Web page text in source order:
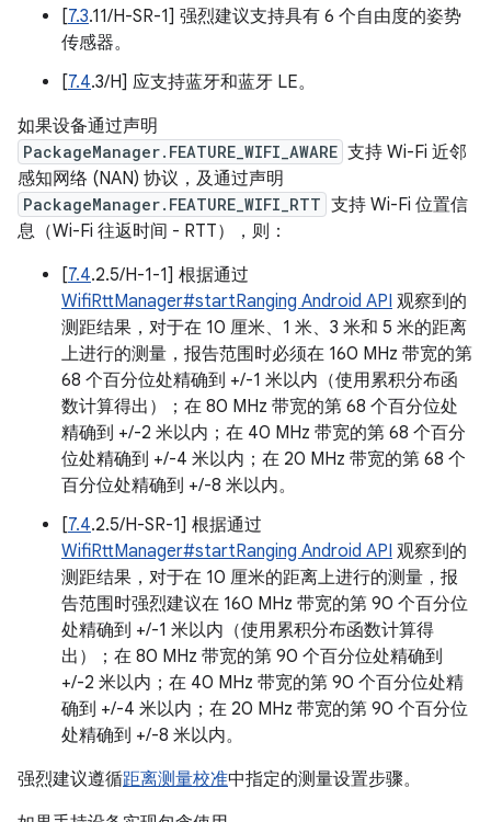
[7.3.11/H-SR-1] 强烈建议支持具有 6 个自由度的姿势
传感器。
[7.4.3/H] 应支持蓝牙和蓝牙 LE。
如果设备通过声明
PackageManager.FEATURE_WIFI_AWARE 支持 Wi-Fi 近邻
感知网络 (NAN) 协议，及通过声明
PackageManager.FEATURE_WIFI_RTT 支持 Wi-Fi 位置信
息（Wi-Fi 往返时间 - RTT），则：
[7.4.2.5/H-1-1] 根据通过
WifiRttManager#startRanging Android API 观察到的
测距结果，对于在 10 厘米、1 米、3 米和 5 米的距离
上进行的测量，报告范围时必须在 160 MHz 带宽的第
68 个百分位处精确到 +/-1 米以内（使用累积分布函
数计算得出）；在 80 MHz 带宽的第 68 个百分位处
精确到 +/-2 米以内；在 40 MHz 带宽的第 68 个百分
位处精确到 +/-4 米以内；在 20 MHz 带宽的第 68 个
百分位处精确到 +/-8 米以内。
[7.4.2.5/H-SR-1] 根据通过
WifiRttManager#startRanging Android API 观察到的
测距结果，对于在 10 厘米的距离上进行的测量，报
告范围时强烈建议在 160 MHz 带宽的第 90 个百分位
处精确到 +/-1 米以内（使用累积分布函数计算得
出）；在 80 MHz 带宽的第 90 个百分位处精确到
+/-2 米以内；在 40 MHz 带宽的第 90 个百分位处精
确到 +/-4 米以内；在 20 MHz 带宽的第 90 个百分位
处精确到 +/-8 米以内。
强烈建议遵循距离测量校准中指定的测量设置步骤。